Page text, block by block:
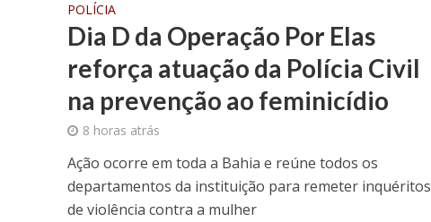
POLÍCIA
Dia D da Operação Por Elas
reforça atuação da Polícia Civil
na prevenção ao feminicídio
8 horas atrás
Ação ocorre em toda a Bahia e reúne todos os
departamentos da instituição para remeter inquéritos
de violência contra a mulher